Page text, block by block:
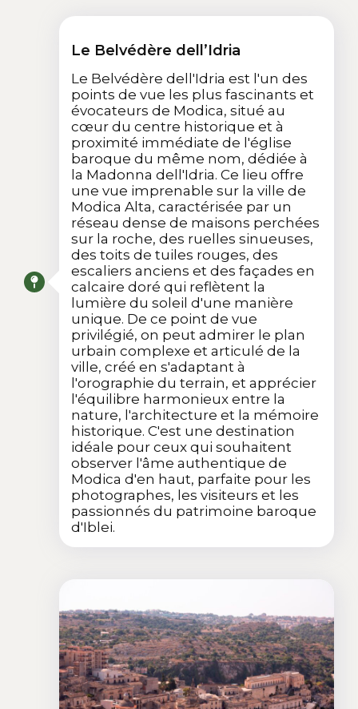
Le Belvédère dell’Idria
Le Belvédère dell'Idria est l'un des
points de vue les plus fascinants et
évocateurs de Modica, situé au
cœur du centre historique et à
proximité immédiate de l'église
baroque du même nom, dédiée à
la Madonna dell'Idria. Ce lieu offre
une vue imprenable sur la ville de
Modica Alta, caractérisée par un
réseau dense de maisons perchées
sur la roche, des ruelles sinueuses,
des toits de tuiles rouges, des
escaliers anciens et des façades en
calcaire doré qui reflètent la
lumière du soleil d'une manière
unique. De ce point de vue
privilégié, on peut admirer le plan
urbain complexe et articulé de la
ville, créé en s'adaptant à
l'orographie du terrain, et apprécier
l'équilibre harmonieux entre la
nature, l'architecture et la mémoire
historique. C'est une destination
idéale pour ceux qui souhaitent
observer l'âme authentique de
Modica d'en haut, parfaite pour les
photographes, les visiteurs et les
passionnés du patrimoine baroque
d'Iblei.